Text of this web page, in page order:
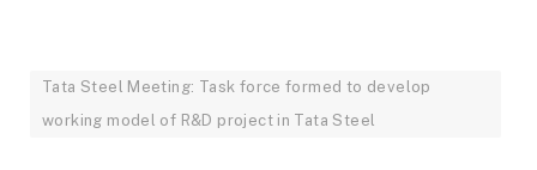
Tata Steel Meeting: Task force formed to develop
working model of R&D project in Tata Steel